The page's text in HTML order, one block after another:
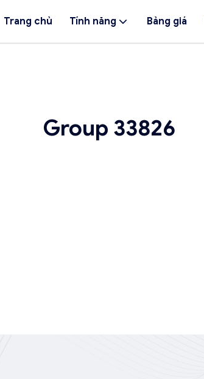
Trang chủ Tính năng Bảng giá
Group 33826